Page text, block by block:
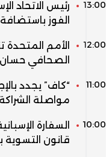
13:00
رئيس الاتحاد
الفوز باستضافة
12:00
الأمم المتحدة
الصحافي
11:00
“كاف” يجدد
مواصلة
10:00
السفارة
قانون